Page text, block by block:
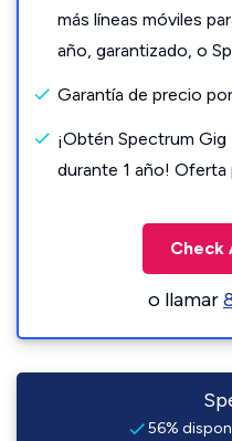
más líneas móviles
año, garantizado, o
Garantía de precio
¡Obtén Spectrum
durante 1 año!
Check
o llamar
56%